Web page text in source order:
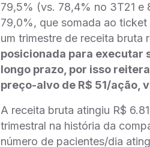
79,5% (vs. 78,4% no 3T21 e
79,0%, que somada ao
um trimestre de receita bruta
posicionada para executar
longo prazo, por isso
preço-alvo de R$ 51/ação,
A receita bruta atingiu R$
trimestral na história da
número de pacientes/dia